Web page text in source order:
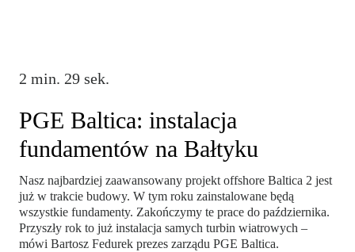
2 min. 29 sek.
PGE Baltica: instalacja
fundamentów na Bałtyku
Nasz najbardziej zaawansowany projekt offshore Baltica 2 jest
już w trakcie budowy. W tym roku zainstalowane będą
wszystkie fundamenty. Zakończymy te prace do października.
Przyszły rok to już instalacja samych turbin wiatrowych –
mówi Bartosz Fedurek prezes zarządu PGE Baltica.